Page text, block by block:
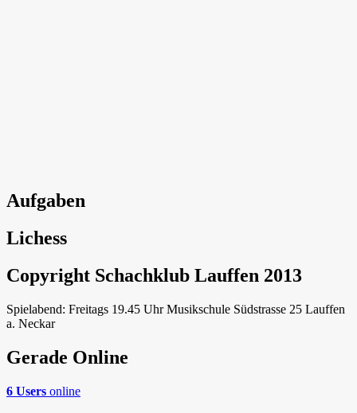
Aufgaben
Lichess
Copyright Schachklub Lauffen 2013
Spielabend: Freitags 19.45 Uhr Musikschule Südstrasse 25 Lauffen
a. Neckar
Gerade Online
6 Users online